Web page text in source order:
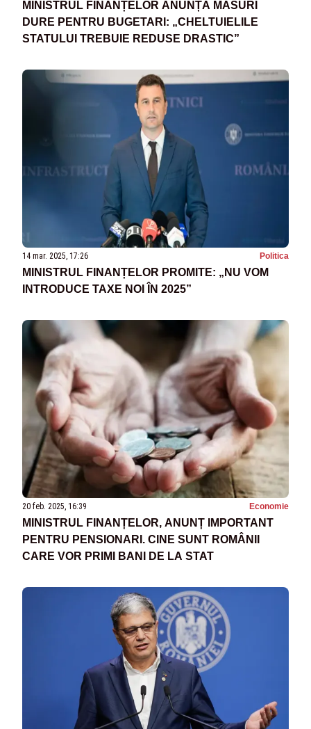
MINISTRUL FINANȚELOR ANUNȚĂ MĂSURI
DURE PENTRU BUGETARI: „CHELTUIELILE
STATULUI TREBUIE REDUSE DRASTIC”
14 mar. 2025, 17:26 Politica
MINISTRUL FINANȚELOR PROMITE: „NU VOM
INTRODUCE TAXE NOI ÎN 2025”
20 feb. 2025, 16:39 Economie
MINISTRUL FINANȚELOR, ANUNȚ IMPORTANT
PENTRU PENSIONARI. CINE SUNT ROMÂNII
CARE VOR PRIMI BANI DE LA STAT